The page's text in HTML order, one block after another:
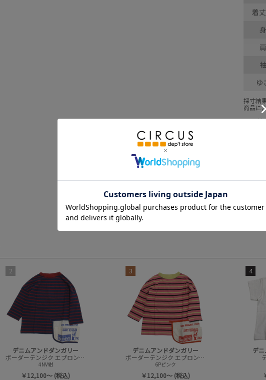
着
ゆ
採寸結
商品に
※BCは
※SNP
2
デニムアンドダンガリー
ボーダーテンジク エプロンツキ L/S TEE(8分袖)
4NV紺
￥12,100～ (税込)
3
デニムアンドダンガリー
ボーダーテンジク エプロンツキ L/S TEE(8分袖)
6Pピンク
￥12,100～ (税込)
4
デ